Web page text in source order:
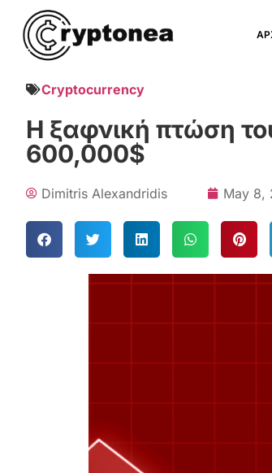
Cryptocurrency
Η ξαφνική πτώση
600,000$
Dimitris Alexandridis May 8,